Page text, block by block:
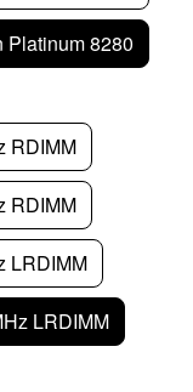
Platinum 8280
RDIMM
RDIMM
LRDIMM
LRDIMM